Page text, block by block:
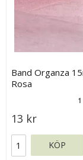
Band Organza
Rosa
13 kr
KÖP